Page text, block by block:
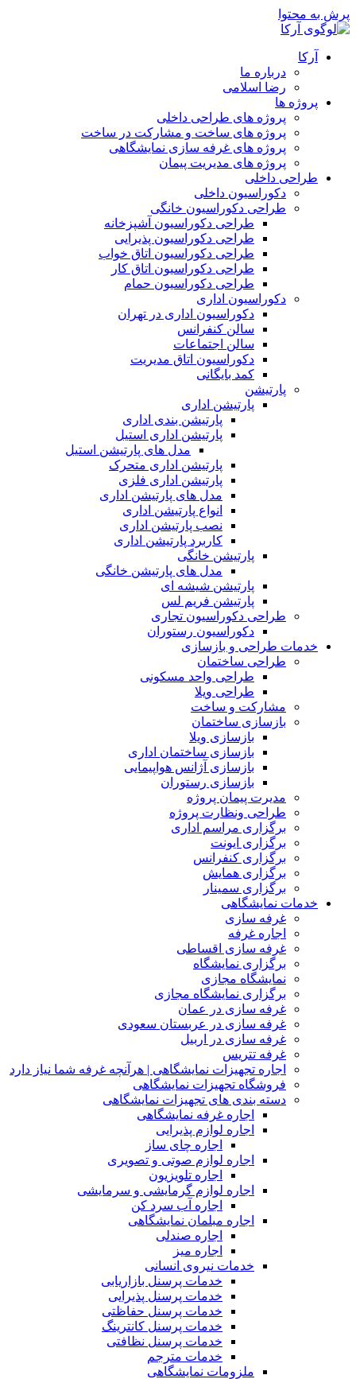
پرش به محتوا
آرکا
درباره ما
رضا اسلامی
پروژه ها
پروژه های طراحی داخلی
پروژه های ساخت و مشارکت در ساخت
پروژه های غرفه سازی نمایشگاهی
پروژه های مدیریت پیمان
طراحی داخلی
دکوراسیون داخلی
طراحی دکوراسیون خانگی
طراحی دکوراسیون آشپزخانه
طراحی دکوراسیون پذیرایی
طراحی دکوراسیون اتاق خواب
طراحی دکوراسیون اتاق کار
طراحی دکوراسیون حمام
دکوراسیون اداری
دکوراسیون اداری در تهران
سالن کنفرانس
سالن اجتماعات
دکوراسیون اتاق مدیریت
کمد بایگانی
پارتیشن
پارتیشن اداری
پارتیشن بندی اداری
پارتیشن اداری استیل
مدل های پارتیشن استیل
پارتیشن اداری متحرک
پارتیشن اداری فلزی
مدل های پارتیشن اداری
انواع پارتیشن اداری
نصب پارتیشن اداری
کاربرد پارتیشن اداری
پارتیشن خانگی
مدل های پارتیشن خانگی
پارتیشن شیشه ای
پارتیشن فریم لس
طراحی دکوراسیون تجاری
دکوراسیون رستوران
خدمات طراحی و بازسازی
طراحی ساختمان
طراحی واحد مسکونی
طراحی ویلا
مشارکت و ساخت
بازسازی ساختمان
بازسازی ویلا
بازسازی ساختمان اداری
بازسازی آژانس هواپیمایی
بازسازی رستوران
مدیرت پیمان پروژه
طراحی ونظارت پروژه
برگزاری مراسم اداری
برگزاری ایونت
برگزاری کنفرانس
برگزاری همایش
برگزاری سمینار
خدمات نمایشگاهی
غرفه سازی
اجاره غرفه
غرفه سازی اقساطی
برگزاری نمایشگاه
نمایشگاه مجازی
برگزاری نمایشگاه مجازی
غرفه سازی در عمان
غرفه سازی در عربستان سعودی
غرفه سازی در اربیل
غرفه تتریس
اجاره تجهیزات نمایشگاهی | هرآنچه غرفه شما نیاز دارد
فروشگاه تجهیزات نمایشگاهی
دسته بندی های تجهیزات نمایشگاهی
اجاره غرفه نمایشگاهی
اجاره لوازم پذیرایی
اجاره چای ساز
اجاره لوازم صوتی و تصویری
اجاره تلویزیون
اجاره لوازم گرمایشی و سرمایشی
اجاره آب سرد کن
اجاره مبلمان نمایشگاهی
اجاره صندلی
اجاره میز
خدمات نیروی انسانی
خدمات پرسنل بازاریابی
خدمات پرسنل پذیرایی
خدمات پرسنل حفاظتی
خدمات پرسنل کانترینگ
خدمات پرسنل نظافتی
خدمات مترجم
ملزومات نمایشگاهی